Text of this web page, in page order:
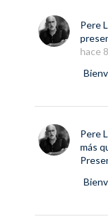
Pere
hace
Pere
más